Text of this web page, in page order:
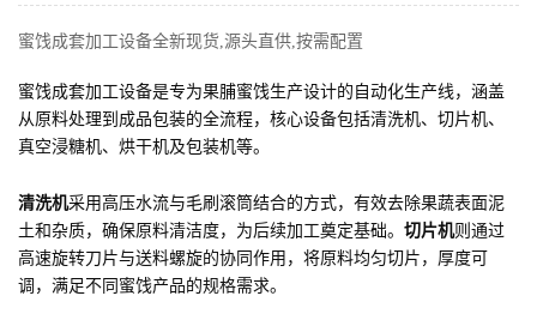
蜜饯成套加工设备全新现货,源头直供,按需配置
蜜饯成套加工设备是专为果脯蜜饯生产设计的自动化生产线，涵盖
从原料处理到成品包装的全流程，核心设备包括清洗机、切片机、
真空浸糖机、烘干机及包装机等。
清洗机采用高压水流与毛刷滚筒结合的方式，有效去除果蔬表面泥
土和杂质，确保原料清洁度，为后续加工奠定基础。 切片机则通过
高速旋转刀片与送料螺旋的协同作用，将原料均匀切片，厚度可
调，满足不同蜜饯产品的规格需求。